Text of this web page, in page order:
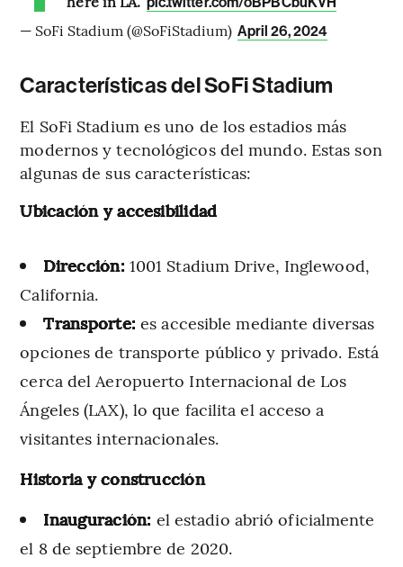
— SoFi Stadium (@SoFiStadium) April 26, 2024
Características del SoFi Stadium
El SoFi Stadium es uno de los estadios más
modernos y tecnológicos del mundo. Estas son
algunas de sus características:
Ubicación y accesibilidad
Dirección: 1001 Stadium Drive, Inglewood,
California.
Transporte: es accesible mediante diversas
opciones de transporte público y privado. Está
cerca del Aeropuerto Internacional de Los
Ángeles (LAX), lo que facilita el acceso a
visitantes internacionales.
Historia y construcción
Inauguración: el estadio abrió oficialmente
el 8 de septiembre de 2020.